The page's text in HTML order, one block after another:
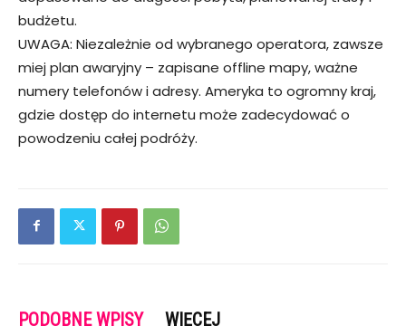
budżetu.
UWAGA: Niezależnie od wybranego operatora, zawsze
miej plan awaryjny – zapisane offline mapy, ważne
numery telefonów i adresy. Ameryka to ogromny kraj,
gdzie dostęp do internetu może zadecydować o
powodzeniu całej podróży.
PODOBNE WPISY WIĘCEJ